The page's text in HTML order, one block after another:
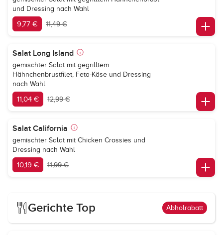
und Dressing nach Wahl
9,77 € 11,49 €
Salat Long Island
gemischter Salat mit gegrilltem
Hähnchenbrustfilet, Feta-Käse und Dressing
nach Wahl
11,04 € 12,99 €
Salat California
gemischter Salat mit Chicken Crossies und
Dressing nach Wahl
10,19 € 11,99 €
Gerichte Top Abholrabatt